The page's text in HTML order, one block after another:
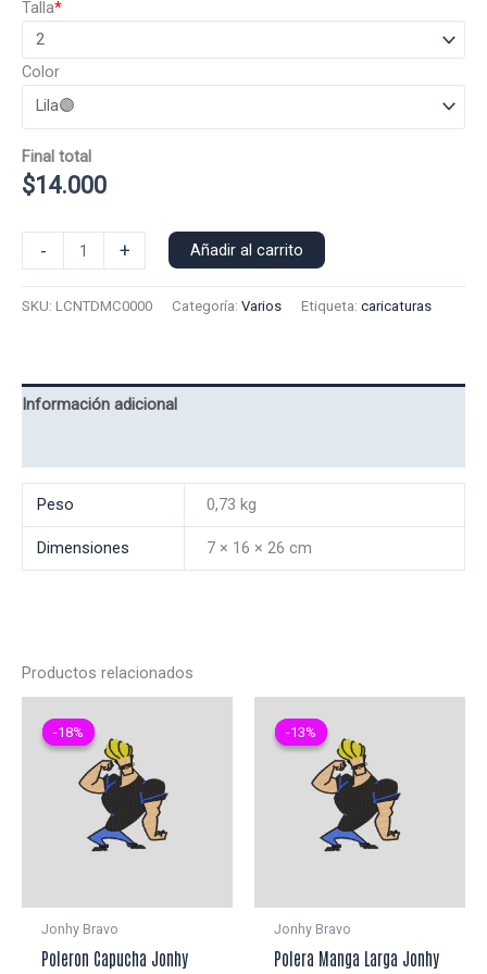
*
Talla
Color
Final total
$14.000
-
Manga
cantidad
+ Añadir al carrito
SKU: LCNTDMC0000 Categoría: Varios Etiqueta: caricaturas
Información adicional
Peso 0,73 kg
Dimensiones 7 × 16 × 26 cm
Productos relacionados
-18%
-18%
Jonhy Bravo
Poleron Capucha Jonhy
-13%
-13%
Jonhy Bravo
Polera Manga Larga Jonhy